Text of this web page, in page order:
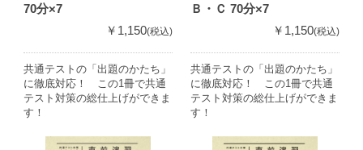
70分×7
￥1,150(税込)
共通テストの「出題のかたち」
に徹底対応！ この1冊で共通
テスト対策の総仕上げができま
す！
Ｂ・Ｃ 70分×7
￥1,150(税込)
共通テストの「出題のかたち」
に徹底対応！ この1冊で共通
テスト対策の総仕上げができま
す！